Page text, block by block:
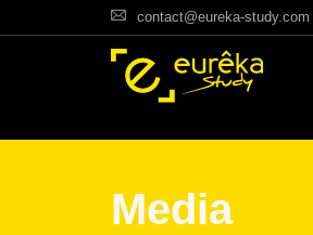
contact@eureka-study.com
Media